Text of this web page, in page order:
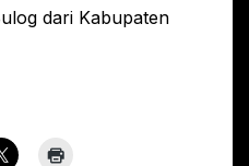
dari Kabupaten